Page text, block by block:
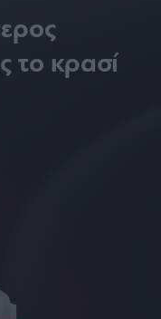
το κρασί